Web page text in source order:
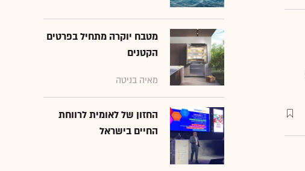
מטבח יוקרה מתחיל בפרטים
הקטנים
מאיה בניטה
החזון של לאומית לרווחת
החיים בישראל